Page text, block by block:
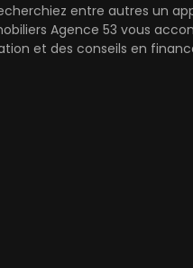
entre autres un
Agence 53 vous
et des conseils en